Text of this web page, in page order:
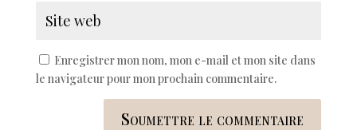
Enregistrer mon nom, mon e-mail et mon site dans
le navigateur pour mon prochain commentaire.
Soumettre le commentaire